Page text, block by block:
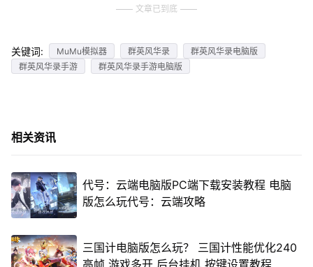
文章已到底
关键词: MuMu模拟器 群英风华录
群英风华录电脑版
群英风华录手游
群英风华录手游电脑版
相关资讯
代号：云端电脑版PC端下载安装教程 电脑
版怎么玩代号：云端攻略
三国计电脑版怎么玩？ 三国计性能优化240